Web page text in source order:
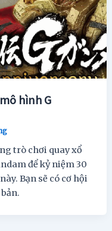
hình G
trò chơi quay xổ
để kỷ niệm 30
Bạn sẽ có cơ hội